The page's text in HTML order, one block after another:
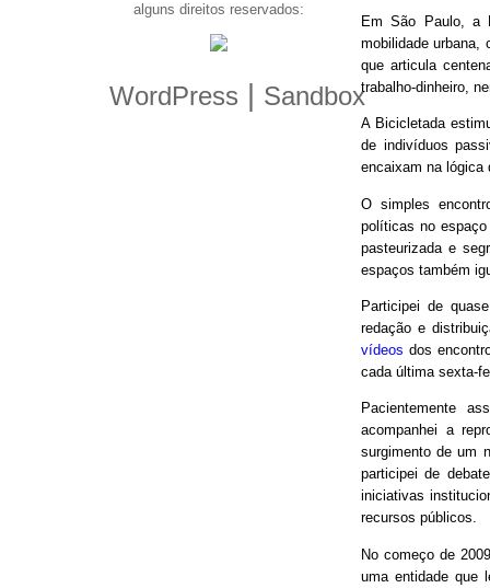
Em São Paulo, a
mobilidade urbana,
que articula
trabalho-dinheiro,
A Bicicletada
de indivíduos
encaixam na lógica
O simples
políticas no
pasteurizada e
espaços também
Participei de
redação e
vídeos dos
cada última sexta-
Pacientemente
acompanhei a
surgimento de um
participei de
iniciativas
recursos públicos.
No começo de
uma entidade que
alguns direitos reservados:
WordPress Sandbox